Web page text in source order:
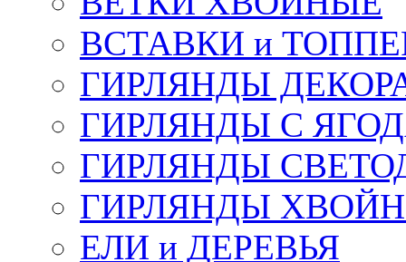
ВСТАВКИ и
ГИРЛЯНДЫ
ГИРЛЯНДЫ С
ГИРЛЯНДЫ
ГИРЛЯНДЫ
ЕЛИ и ДЕРЕВЬЯ